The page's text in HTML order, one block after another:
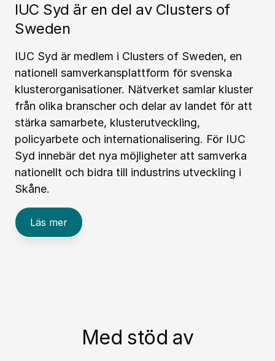
IUC Syd är en del av Clusters of
Sweden
IUC Syd är medlem i Clusters of Sweden, en
nationell samverkansplattform för svenska
klusterorganisationer. Nätverket samlar kluster
från olika branscher och delar av landet för att
stärka samarbete, klusterutveckling,
policyarbete och internationalisering. För IUC
Syd innebär det nya möjligheter att samverka
nationellt och bidra till industrins utveckling i
Skåne.
Läs mer
Med stöd av